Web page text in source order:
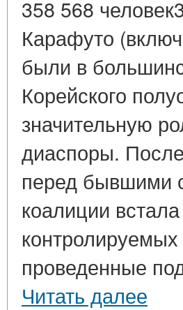
358 568
Карафуто
были в
Корейского
значительную
диаспоры.
перед бывшими
коалиции
проведенные
Читать далее